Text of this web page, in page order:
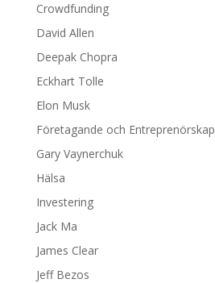
Crowdfunding
David Allen
Deepak Chopra
Eckhart Tolle
Elon Musk
Företagande och Entreprenörskap
Gary Vaynerchuk
Hälsa
Investering
Jack Ma
James Clear
Jeff Bezos